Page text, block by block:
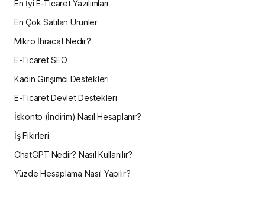
En İyi E-Ticaret Yazılımları
En Çok Satılan Ürünler
Mikro İhracat Nedir?
E-Ticaret SEO
Kadın Girişimci Destekleri
E-Ticaret Devlet Destekleri
İskonto (İndirim) Nasıl Hesaplanır?
İş Fikirleri
ChatGPT Nedir? Nasıl Kullanılır?
Yüzde Hesaplama Nasıl Yapılır?